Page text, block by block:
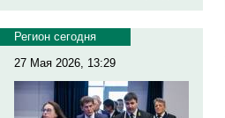
Регион сегодня
27 Мая 2026, 13:29